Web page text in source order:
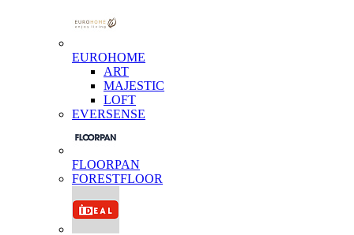
EUROHOME
ART
MAJESTIC
LOFT
EVERSENSE
FLOORPAN
FORESTFLOOR